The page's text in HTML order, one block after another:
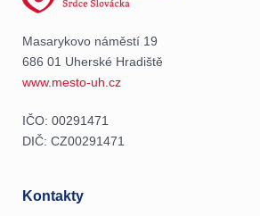
Masarykovo náměstí 19
686 01 Uherské Hradiště
www.mesto-uh.cz
IČO: 00291471
DIČ: CZ00291471
Kontakty